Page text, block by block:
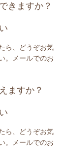
きますか？
ら、どうぞお気
。メールでのお
ますか？
ら、どうぞお気
。メールでのお